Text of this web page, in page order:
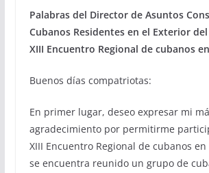
Palabras del Director de Asuntos
Cubanos Residentes en el Exterior del
XIII Encuentro Regional de cubanos
Buenos días compatriotas:
En primer lugar, deseo expresar mi
agradecimiento por permitirme
XIII Encuentro Regional de cubanos
se encuentra reunido un grupo de